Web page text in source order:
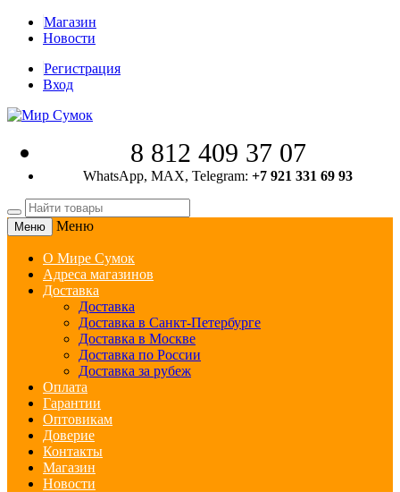
Магазин
Новости
Регистрация
Вход
8 812 409 37 07
WhatsApp, MAX, Telegram: +7 921 331 69 93
Меню Меню
О Мире Сумок
Адреса магазинов
Доставка
Доставка
Доставка в Санкт-Петербурге
Доставка в Москве
Доставка по России
Доставка за рубеж
Оплата
Гарантии
Оптовикам
Доверие
Контакты
Магазин
Новости